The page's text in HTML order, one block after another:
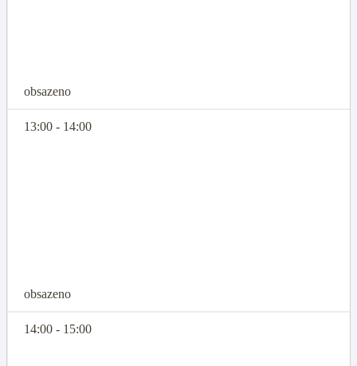
obsazeno
13:00 - 14:00
obsazeno
14:00 - 15:00